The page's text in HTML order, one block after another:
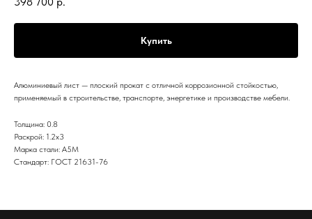
Купить
Алюминиевый лист — плоский прокат с отличной коррозионной стойкостью,
применяемый в строительстве, транспорте, энергетике и производстве мебели.
Толщина: 0.8
Раскрой: 1.2х3
Марка стали: А5М
Стандарт: ГОСТ 21631-76